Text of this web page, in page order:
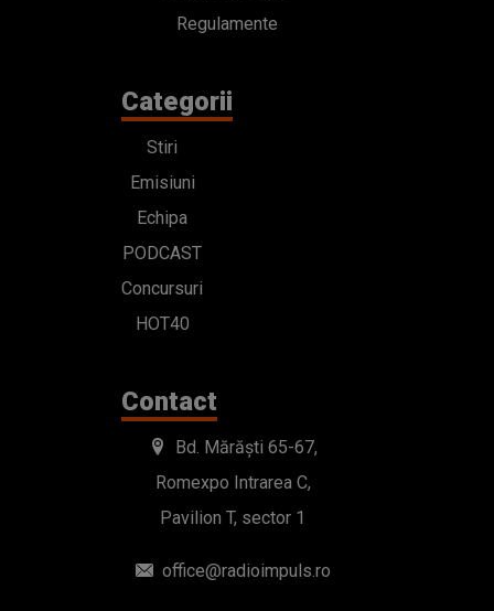
Regulamente
Categorii
Stiri
Emisiuni
Echipa
PODCAST
Concursuri
HOT40
Contact
Bd. Mărăști 65-67,
Romexpo Intrarea C,
Pavilion T, sector 1
office@radioimpuls.ro